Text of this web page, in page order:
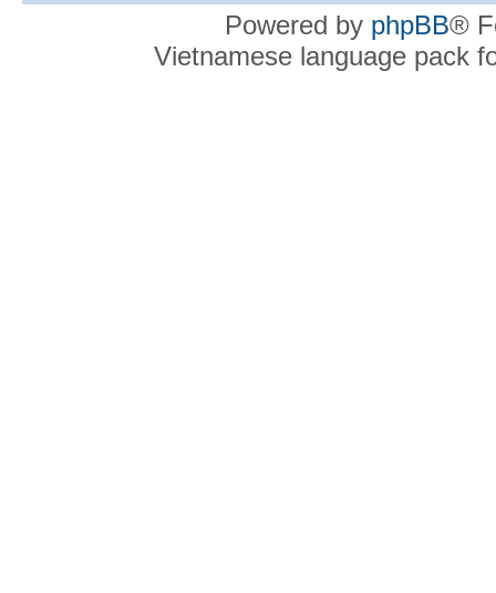
Powered by phpBB®
Vietnamese language pack